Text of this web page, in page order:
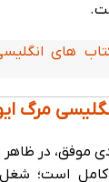
های
مرگ
موفق، در ظاهر
است؛ شغل